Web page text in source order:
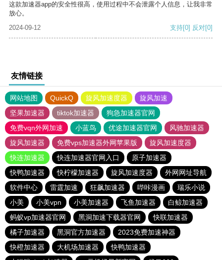
这款加速器app的安全性很高，使用过程中不会泄露个人信息，让我非常
放心。
2024-09-12
支持[0] 反对[0]
友情链接
网站地图 QuickQ 旋风加速度器
旋风加速
坚果加速器
tiktok加速器
狗急加速器官网
免费vqn外网加速
小蓝鸟 优途加速器官网
风驰加速器
旋风加速器
免费vps加速器外网苹果版
旋风加速度器
快连加速器
快连加速器官网入口
原子加速器
快鸭加速器
快柠檬加速器 旋风加速度器
外网网址导航
软件中心
雷霆加速 狂飙加速器 哔咔漫画
瑞乐小说
小美
小美vpn 小美加速器 飞鱼加速器
白鲸加速器
蚂蚁vp加速器官网
黑洞加速下载器官网
快联加速器
橘子加速器
黑洞官方加速器
2023免费加速神器
快橙加速器
大机场加速器
快鸭加速器